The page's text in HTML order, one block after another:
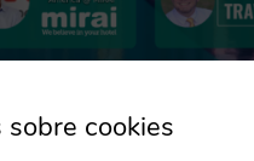
cookies